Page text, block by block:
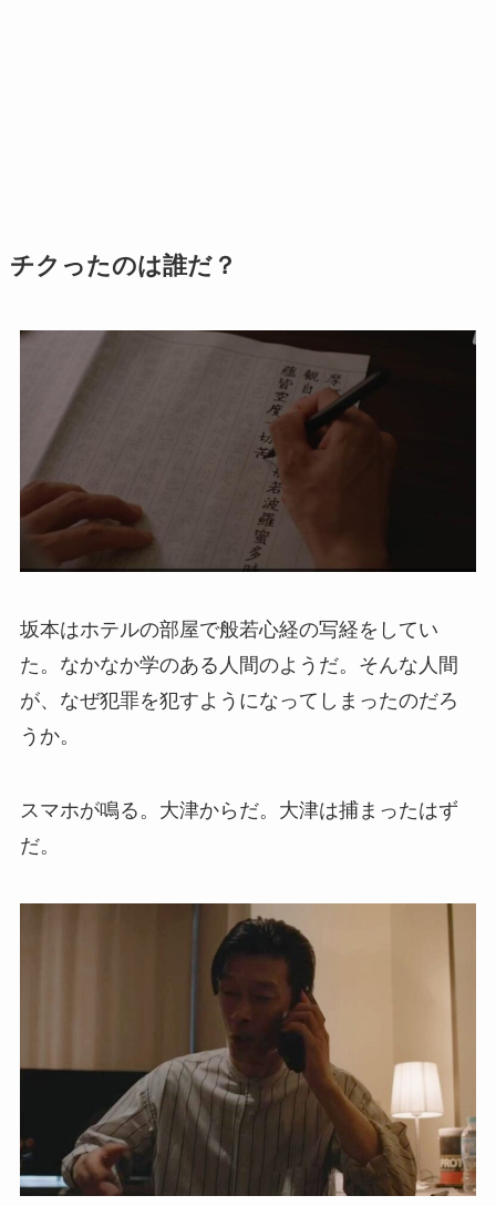
チクったのは誰だ？
坂本はホテルの部屋で般若心経の写経をしてい
た。なかなか学のある人間のようだ。そんな人間
が、なぜ犯罪を犯すようになってしまったのだろ
うか。
スマホが鳴る。大津からだ。大津は捕まったはず
だ。